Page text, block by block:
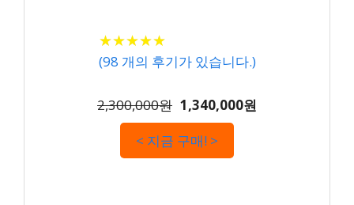
★★★★★
★★★★★
(98 개의 후기가 있습니다.)
2,300,000원 1,340,000원
< 지금 구매! >